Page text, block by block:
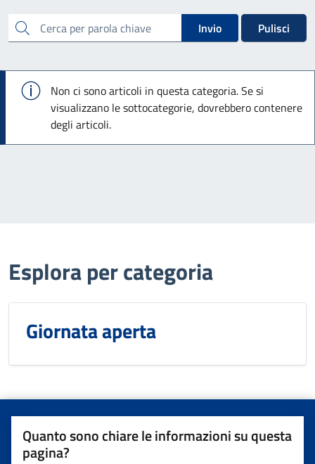
cerca Invio Pulisci
Info
Non ci sono articoli in questa categoria. Se si
visualizzano le sottocategorie, dovrebbero contenere
degli articoli.
Esplora per categoria
Giornata aperta
Quanto sono chiare le informazioni su questa
pagina?